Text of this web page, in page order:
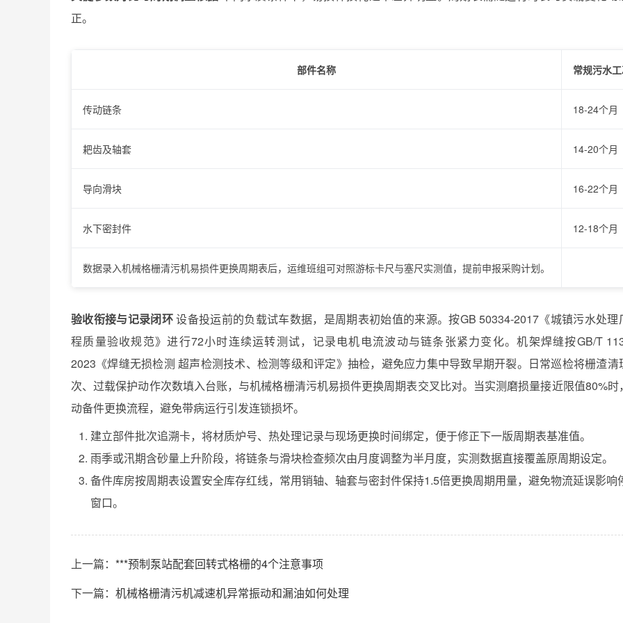
正。
部件名称 常规污水工
传动链条 18-24个月
耙齿及轴套 14-20个月
导向滑块 16-22个月
水下密封件 12-18个月
数据录入机械格栅清污机易损件更换周期表后，运维班组可对照游标卡尺与塞尺实测值，提前申报采购计划。
验收衔接与记录闭环设备投运前的负载试车数据，是周期表初始值的来源。按GB 50334-2017《城镇污水处理
程质量验收规范》进行72小时连续运转测试，记录电机电流波动与链条张紧力变化。机架焊缝按GB/T
2023《焊缝无损检测 超声检测技术、检测等级和评定》抽检，避免应力集中导致早期开裂。日常巡检将栅渣清
次、过载保护动作次数填入台账，与机械格栅清污机易损件更换周期表交叉比对。当实测磨损量接近限值80%时
动备件更换流程，避免带病运行引发连锁损坏。
建立部件批次追溯卡，将材质炉号、热处理记录与现场更换时间绑定，便于修正下一版周期表基准值。
雨季或汛期含砂量上升阶段，将链条与滑块检查频次由月度调整为半月度，实测数据直接覆盖原周期设定。
备件库房按周期表设置安全库存红线，常用销轴、轴套与密封件保持1.5倍更换周期用量，避免物流延误影响
窗口。
上一篇： ***预制泵站配套回转式格栅的4个注意事项
下一篇： 机械格栅清污机减速机异常振动和漏油如何处理